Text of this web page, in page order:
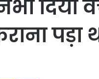
दिया
पड़ा